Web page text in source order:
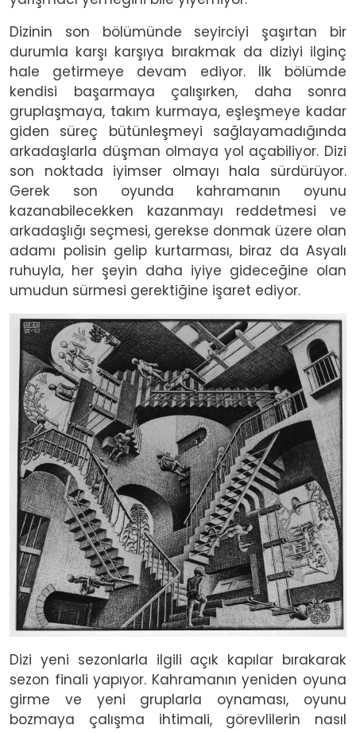
Dizinin son bölümünde seyirciyi şaşırtan bir
durumla karşı karşıya bırakmak da diziyi ilginç
hale getirmeye devam ediyor. İlk bölümde
kendisi başarmaya çalışırken, daha sonra
gruplaşmaya, takım kurmaya, eşleşmeye kadar
giden süreç bütünleşmeyi sağlayamadığında
arkadaşlarla düşman olmaya yol açabiliyor. Dizi
son noktada iyimser olmayı hala sürdürüyor.
Gerek son oyunda kahramanın oyunu
kazanabilecekken kazanmayı reddetmesi ve
arkadaşlığı seçmesi, gerekse donmak üzere olan
adamı polisin gelip kurtarması, biraz da Asyalı
ruhuyla, her şeyin daha iyiye gideceğine olan
umudun sürmesi gerektiğine işaret ediyor.
Image
Dizi yeni sezonlarla ilgili açık kapılar bırakarak
sezon finali yapıyor. Kahramanın yeniden oyuna
girme ve yeni gruplarla oynaması, oyunu
bozmaya çalışma ihtimali, görevlilerin nasıl